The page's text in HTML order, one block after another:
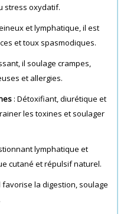
stress oxydatif.
et lymphatique, il est
et toux spasmodiques.
il soulage crampes,
et allergies.
: Détoxifiant, diurétique et
les toxines et soulager
lymphatique et
cutané et répulsif naturel.
favorise la digestion, soulage